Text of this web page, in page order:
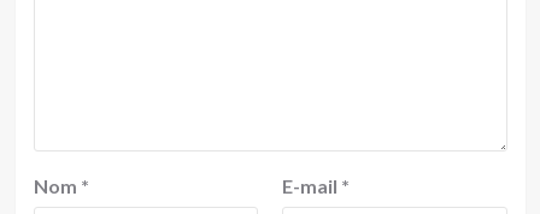
Nom * E-mail *